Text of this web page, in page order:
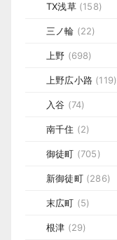
TX浅草(158)
三ノ輪 (22)
上野 (698)
上野広小路 (119)
入谷 (74)
南千住 (2)
御徒町 (705)
新御徒町(286)
末広町 (5)
根津 (29)